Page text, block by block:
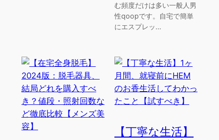
む頻度だけは多い一般人男
性qoopです。自宅で簡単
にエスプレッ…
【丁寧な生活】